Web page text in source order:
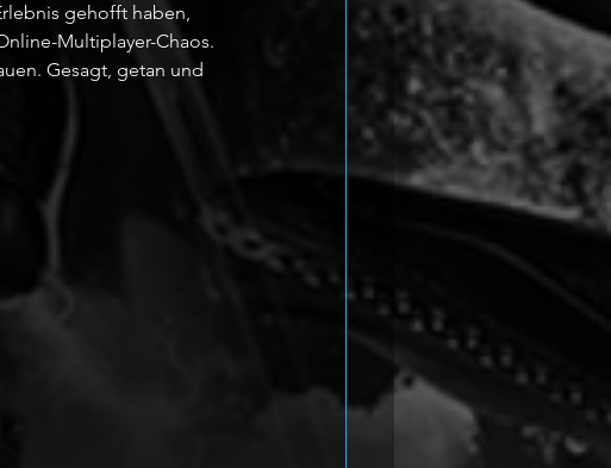
gehofft haben,
Multiplayer-Chaos.
Gesagt, getan und